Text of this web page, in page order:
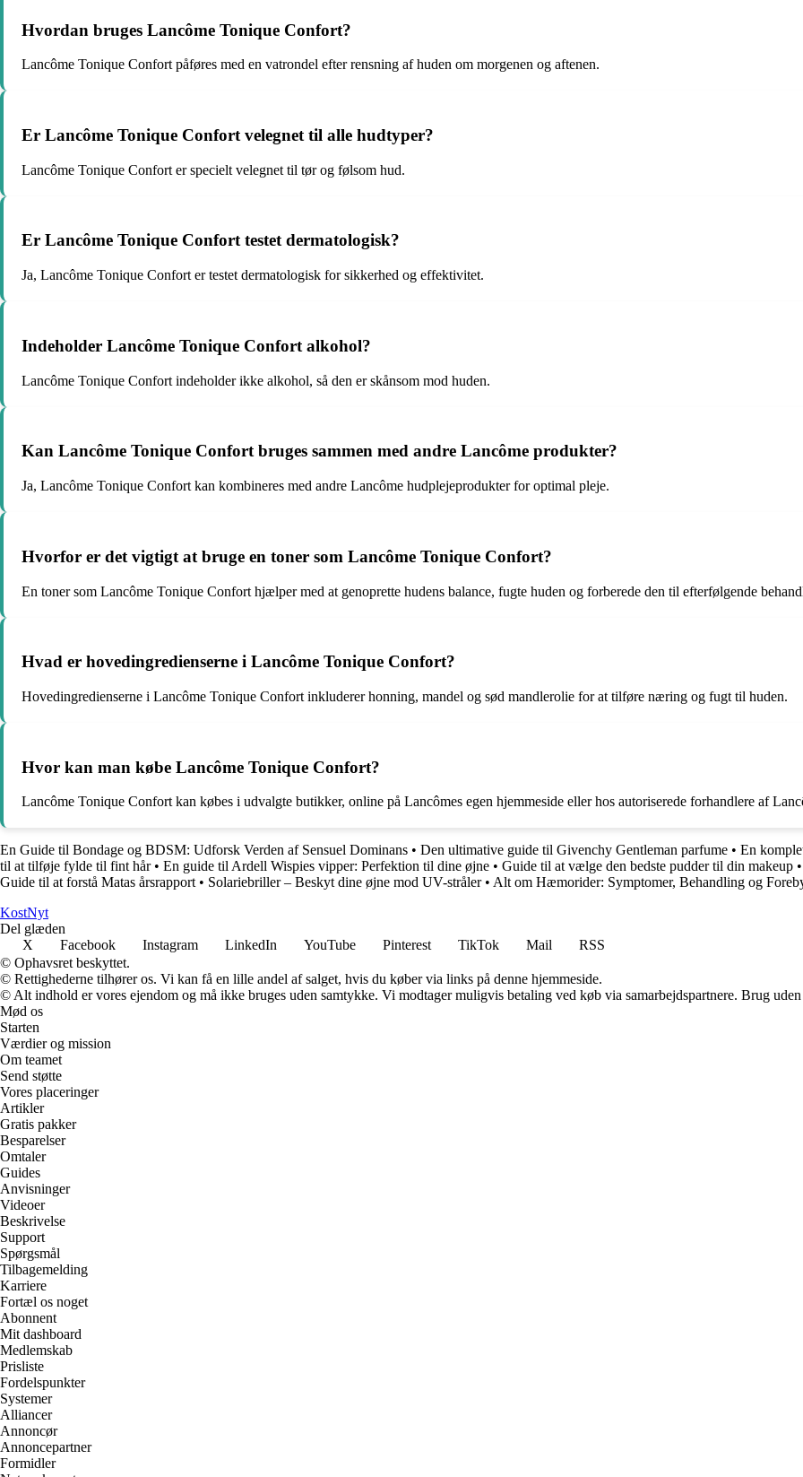
Hvordan bruges Lancôme Tonique Confort?
Lancôme Tonique Confort påføres med en vatrondel efter rensning af huden om morgenen og aftenen.
Er Lancôme Tonique Confort velegnet til alle hudtyper?
Lancôme Tonique Confort er specielt velegnet til tør og følsom hud.
Er Lancôme Tonique Confort testet dermatologisk?
Ja, Lancôme Tonique Confort er testet dermatologisk for sikkerhed og effektivitet.
Indeholder Lancôme Tonique Confort alkohol?
Lancôme Tonique Confort indeholder ikke alkohol, så den er skånsom mod huden.
Kan Lancôme Tonique Confort bruges sammen med andre Lancôme produkter?
Ja, Lancôme Tonique Confort kan kombineres med andre Lancôme hudplejeprodukter for optimal pleje.
Hvorfor er det vigtigt at bruge en toner som Lancôme Tonique Confort?
En toner som Lancôme Tonique Confort hjælper med at genoprette hudens balance, fugte huden og forberede den til efterfølgende
Hvad er hovedingredienserne i Lancôme Tonique Confort?
Hovedingredienserne i Lancôme Tonique Confort inkluderer honning, mandel og sød mandlerolie for at tilføre næring og fugt til huden.
Hvor kan man købe Lancôme Tonique Confort?
Lancôme Tonique Confort kan købes i udvalgte butikker, online på Lancômes egen hjemmeside eller hos autoriserede forhandlere af
En Guide til Bondage og BDSM: Udforsk Verden af Sensuel Dominans • Den ultimative guide til Givenchy Gentleman parfume • En
til at tilføje fylde til fint hår• En guide til Ardell Wispies vipper: Perfektion til dine øjne • Guide til at vælge den bedste pudder til din makeup •
Guide til at forstå Matas årsrapport • Solariebriller – Beskyt dine øjne mod UV-stråler• Alt om Hæmorider: Symptomer, Behandling og
KostNyt
Del glæden
X
Facebook Instagram LinkedIn YouTube Pinterest TikTok Mail
RSS
© Ophavsret beskyttet.
© Rettighederne tilhører os. Vi kan få en lille andel af salget, hvis du køber via links på denne hjemmeside.
© Alt indhold er vores ejendom og må ikke bruges uden samtykke. Vi modtager muligvis betaling ved køb via samarbejdspartnere. Brug
Mød os
Starten
Værdier og mission
Om teamet
Send støtte
Vores placeringer
Artikler
Gratis pakker
Besparelser
Omtaler
Guides
Anvisninger
Videoer
Beskrivelse
Support
Spørgsmål
Tilbagemelding
Karriere
Fortæl os noget
Abonnent
Mit dashboard
Medlemskab
Prisliste
Fordelspunkter
Systemer
Alliancer
Annoncør
Annoncepartner
Formidler